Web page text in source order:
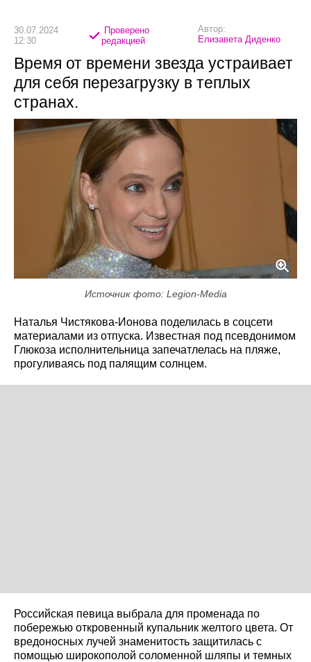
30.07.2024
12:30
Проверено
редакцией
Автор:
Елизавета Диденко
Время от времени звезда устраивает
для себя перезагрузку в теплых
странах.
Источник фото: Legion-Media
Наталья Чистякова-Ионова поделилась в соцсети
материалами из отпуска. Известная под псевдонимом
Глюкоза исполнительница запечатлелась на пляже,
прогуливаясь под палящим солнцем.
Российская певица выбрала для променада по
побережью откровенный купальник желтого цвета. От
вредоносных лучей знаменитость защитилась с
помощью широкополой соломенной шляпы и темных